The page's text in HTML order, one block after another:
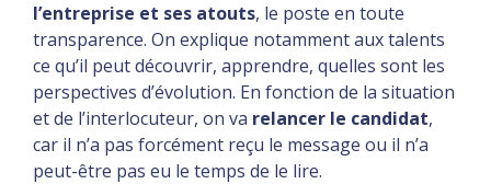
l’entreprise et ses atouts, le poste en toute
transparence. On explique notamment aux talents
ce qu’il peut découvrir, apprendre, quelles sont les
perspectives d’évolution. En fonction de la situation
et de l’interlocuteur, on va relancer le candidat,
car il n’a pas forcément reçu le message ou il n’a
peut-être pas eu le temps de le lire.